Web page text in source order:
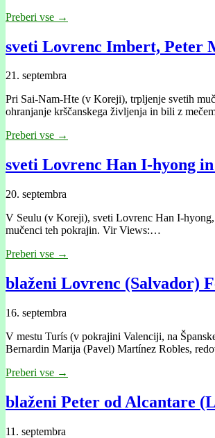
Preberi vse →
sveti Lovrenc Imbert, Peter
21. septembra
Pri Sai-Nam-Hte (v Koreji), trpljenje svetih
ohranjanje krščanskega življenja in bili z
Preberi vse →
sveti Lovrenc Han I-hyong
20. septembra
V Seulu (v Koreji), sveti Lovrenc Han I-hyong,
mučenci teh pokrajin. Vir Views:…
Preberi vse →
blaženi Lovrenc (Salvador)
16. septembra
V mestu Turís (v pokrajini Valenciji, na
Bernardin Marija (Pavel) Martínez Robles,
Preberi vse →
blaženi Peter od Alcantare
11. septembra